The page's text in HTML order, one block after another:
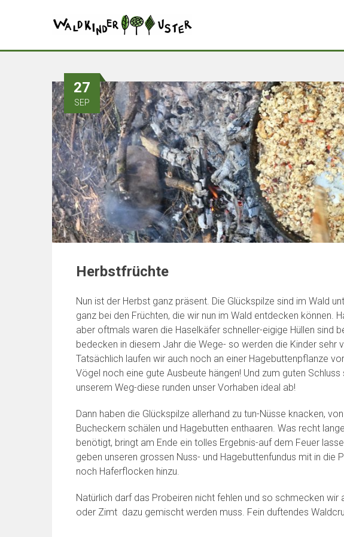
27
SEP
Herbstfrüchte
Nun ist der Herbst ganz präsent. Die Glückspilze sind im Wald
ganz bei den Früchten, die wir nun im Wald entdecken können.
aber oftmals waren die Haselkäfer schneller-eigige Hüllen sind
bedecken in diesem Jahr die Wege- so werden die Kinder sehr
Tatsächlich laufen wir auch noch an einer Hagebuttenpflanze
Vögel noch eine gute Ausbeute hängen! Und zum guten
unserem Weg-diese runden unser Vorhaben ideal ab!
Dann haben die Glückspilze allerhand zu tun-Nüsse knacken,
Bucheckern schälen und Hagebutten enthaaren. Was recht
benötigt, bringt am Ende ein tolles Ergebnis-auf dem Feuer
geben unseren grossen Nuss- und Hagebuttenfundus mit in die
noch Haferflocken hinzu.
Natürlich darf das Probeiren nicht fehlen und so schmecken wir
oder Zimt dazu gemischt werden muss. Fein duftendes